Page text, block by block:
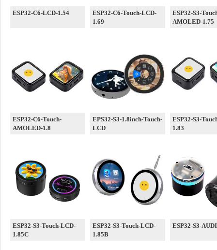
ESP32-C6-LCD-1.54
ESP32-C6-Touch-LCD-
1.69
ESP32-S3-
AMOLED-1.75
ESP32-C6-Touch-
AMOLED-1.8
EPS32-S3-1.8inch-Touch-
LCD
ESP32-S3-
1.83
ESP32-S3-Touch-LCD-
1.85C
ESP32-S3-Touch-LCD-
1.85B
ESP32-S3-